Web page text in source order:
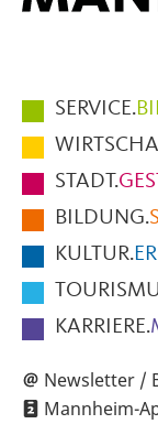
im
Fußbereich
der
Seite
SERVICE.
STADT.
BILDUNG.
KULTUR.
KARRIERE.
Newsletter /
Mannheim-